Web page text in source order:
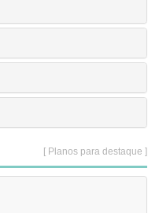
[ Planos para destaque ]